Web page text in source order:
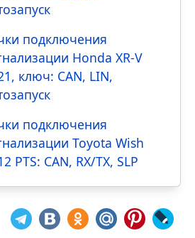
подключения
Honda XR-V
ключ: CAN, LIN,
подключения
Toyota Wish
PTS: CAN, RX/TX, SLP